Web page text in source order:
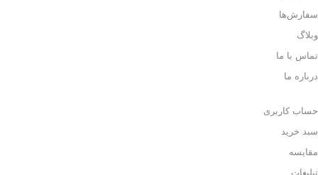
سفارش‌ها
وبلاگ
تماس با ما
درباره ما
حساب کاربری
سبد خرید
مقایسه
تبلیغات